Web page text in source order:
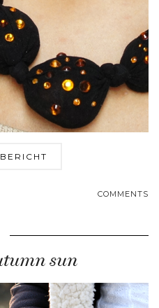
COMMENTS
sun